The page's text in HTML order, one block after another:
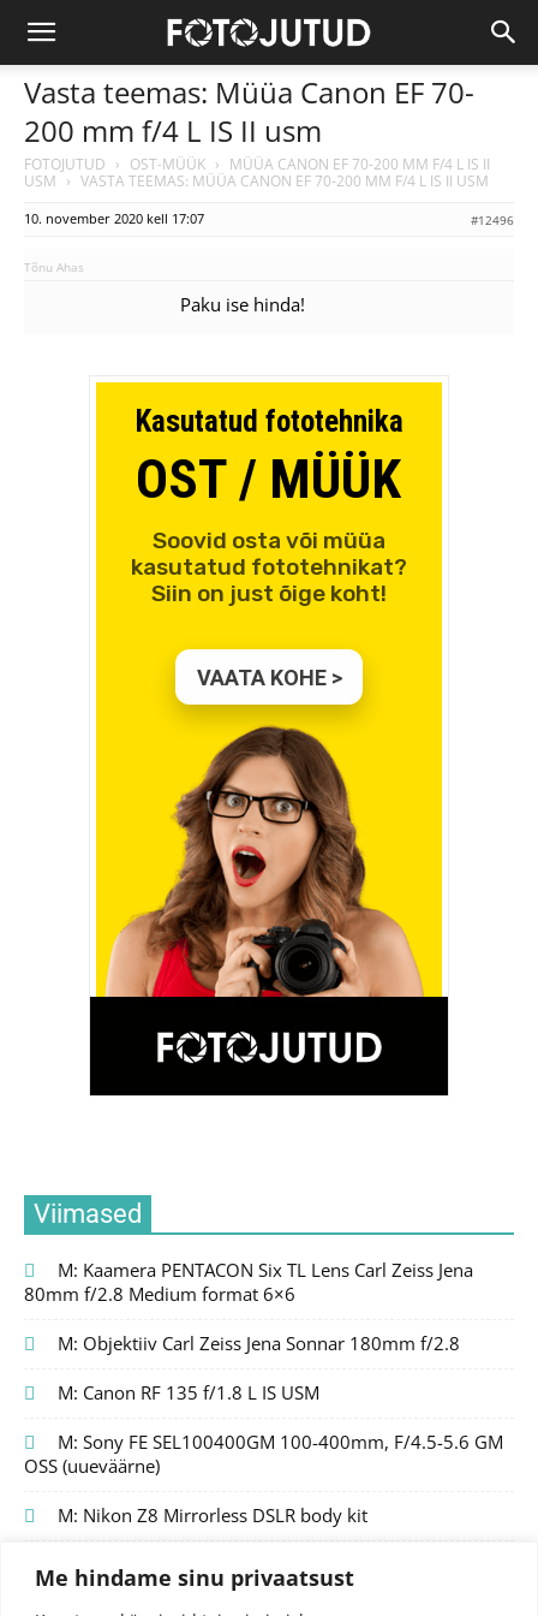
Me hindame sinu privaatsust
Vasta teemas: Müüa Canon EF 70-
200 mm f/4 L IS II usm
FOTOJUTUD › OST-MÜÜK › MÜÜA CANON EF 70-200 MM F/4 L IS II
USM › VASTA TEEMAS: MÜÜA CANON EF 70-200 MM F/4 L IS II USM
10. november 2020 kell 17:07 #12496
Tõnu Ahas
Paku ise hinda!
Viimased
M: Kaamera PENTACON Six TL Lens Carl Zeiss Jena
80mm f/2.8 Medium format 6×6
M: Objektiiv Carl Zeiss Jena Sonnar 180mm f/2.8
M: Canon RF 135 f/1.8 L IS USM
M: Sony FE SEL100400GM 100-400mm, F/4.5-5.6 GM
OSS (uueväärne)
M: Nikon Z8 Mirrorless DSLR body kit